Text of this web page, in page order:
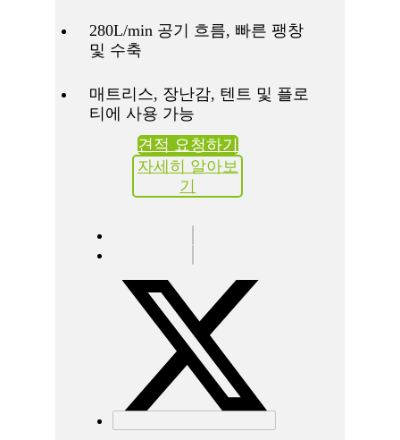
280L/min 공기 흐름, 빠른 팽창
및 수축
매트리스, 장난감, 텐트 및 플로
티에 사용 가능
견적 요청하기
자세히 알아보
기